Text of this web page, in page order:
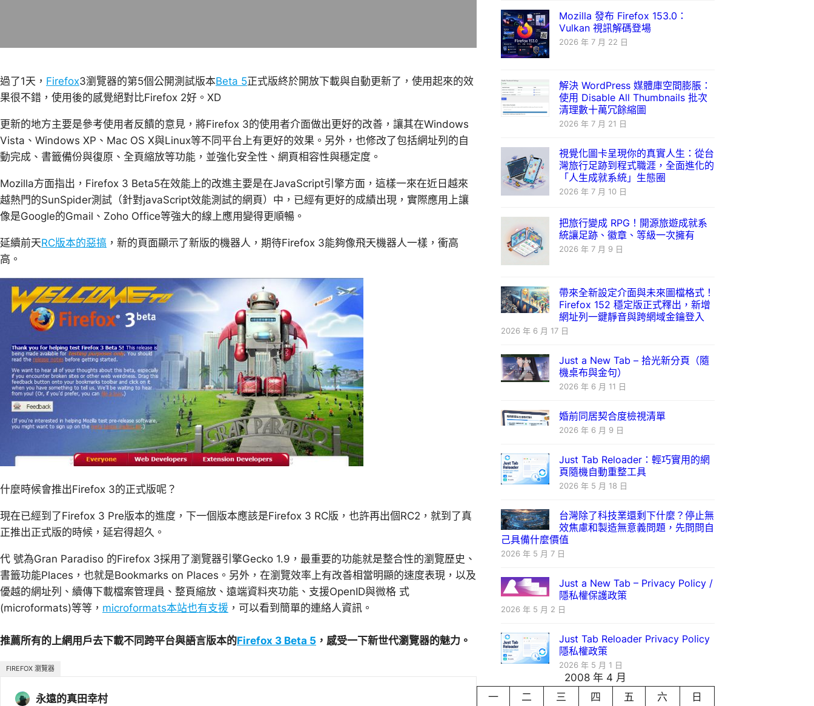
過了1天， Firefox3瀏覽器的第5個公開測試版本Beta 5正式版終於開放下載與自動更新了，使用起來的效
果很不錯，使用後的感覺絕對比Firefox 2好。XD
更新的地方主要是參考使用者反饋的意見，將Firefox 3的使用者介面做出更好的改善，讓其在Windows
Vista、Windows XP、Mac OS X與Linux等不同平台上有更好的效果。另外，也修改了包括網址列的自
動完成、書籤備份與復原、全頁縮放等功能，並強化安全性、網頁相容性與穩定度。
Mozilla方面指出，Firefox 3 Beta5在效能上的改進主要是在JavaScript引擎方面，這樣一來在近日越來
越熱門的SunSpider測試（針對javaScript效能測試的網頁）中，已經有更好的成績出現，實際應用上讓
像是Google的Gmail、Zoho Office等強大的線上應用變得更順暢。
延續前天RC版本的惡搞 ，新的頁面顯示了新版的機器人，期待Firefox 3能夠像飛天機器人一樣，衝高
高。
什麼時候會推出Firefox 3的正式版呢？
現在已經到了Firefox 3 Pre版本的進度，下一個版本應該是Firefox 3 RC版，也許再出個RC2，就到了真
正推出正式版的時候，延宕得超久。
代 號為Gran Paradiso 的Firefox 3採用了瀏覽器引擎Gecko 1.9，最重要的功能就是整合性的瀏覽歷史、
書籤功能Places，也就是Bookmarks on Places。另外，在瀏覽效率上有改善相當明顯的速度表現，以及
優越的網址列、續傳下載檔案管理員、整頁縮放、遠端資料夾功能、支援OpenID與微格 式
(microformats)等等， microformats本站也有支援 ，可以看到簡單的連絡人資訊。
推薦所有的上網用戶去下載不同跨平台與語言版本的Firefox 3 Beta 5 ，感受一下新世代瀏覽器的魅力。
FIREFOX 瀏覽器
永遠的真田幸村
Mozilla 發布 Firefox 153.0：
Vulkan 視訊解碼登場
2026 年 7 月 22 日
解決 WordPress 媒體庫空間膨脹：
使用 Disable All Thumbnails 批次
清理數十萬冗餘縮圖
2026 年 7 月 21 日
視覺化圖卡呈現你的真實人生：從台
灣旅行足跡到程式職涯，全面進化的
「人生成就系統」生態圈
2026 年 7 月 10 日
把旅行變成 RPG！開源旅遊成就系
統讓足跡、徽章、等級一次擁有
2026 年 7 月 9 日
帶來全新設定介面與未來圖檔格式！
Firefox 152 穩定版正式釋出，新增
網址列一鍵靜音與跨網域金鑰登入
2026 年 6 月 17 日
Just a New Tab – 拾光新分頁（隨
機桌布與金句）
2026 年 6 月 11 日
婚前同居契合度檢視清單
2026 年 6 月 9 日
Just Tab Reloader：輕巧實用的網
頁隨機自動重整工具
2026 年 5 月 18 日
台灣除了科技業還剩下什麼？停止無
效焦慮和製造無意義問題，先問問自
己具備什麼價值
2026 年 5 月 7 日
Just a New Tab – Privacy Policy /
隱私權保護政策
2026 年 5 月 2 日
Just Tab Reloader Privacy Policy
隱私權政策
2026 年 5 月 1 日
2008 年 4 月
一
二 三 四 五 六
日